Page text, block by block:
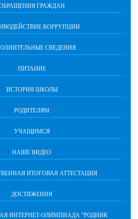
ГРАЖДАН
КОРРУПЦИИ
СВЕДЕНИЯ
ПИТАНИЕ
ИСТОРИЯ ШКОЛЫ
РОДИТЕЛЯМ
УЧАЩИМСЯ
НАШЕ ВИДЕО
ИТОГОВАЯ АТТЕСТАЦИЯ
ДОСТИЖЕНИЯ
ИНТЕРНЕТ-ОЛИМПИАДА "РОДНИК